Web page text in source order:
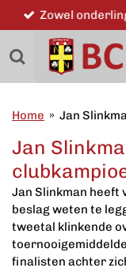
direct
naar
hoofdinhoud
Home » Jan
Jan
Jan Slinkman heeft
beslag weten te
tweetal klinkende
finalisten achter